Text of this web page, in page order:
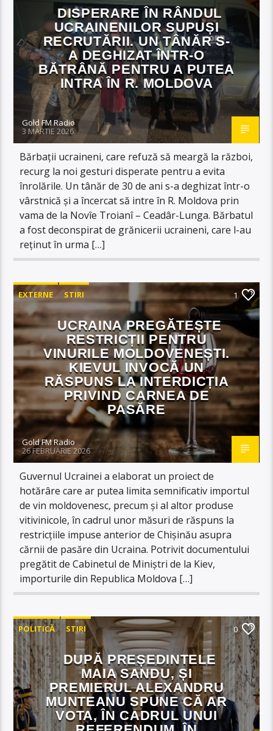
DISPERARE ÎN RÂNDUL
UCRAINENILOR SUPUȘI
RECRUTĂRII. UN TÂNĂR S-
A DEGHIZAT ÎNTR-O
BĂTRÂNĂ PENTRU A PUTEA
INTRA ÎN R. MOLDOVA
Gold FM Radio
3 MARTIE 2026
Bărbații ucraineni, care refuză să meargă la război,
recurg la noi gesturi disperate pentru a evita
înrolările. Un tânăr de 30 de ani s-a deghizat într-o
vârstnică și a încercat să intre în R. Moldova prin
vama de la Novîe Troianî – Ceadâr-Lunga. Bărbatul
a fost deconspirat de grănicerii ucraineni, care l-au
reținut în urma […]
EXTERNE STIRI 1
UCRAINA PREGĂTEȘTE
RESTRICȚII PENTRU
VINURILE MOLDOVENEȘTI.
KIEVUL INVOCĂ UN
RĂSPUNS LA INTERDICȚIA
PRIVIND CARNEA DE
PASĂRE
Gold FM Radio
26 FEBRUARIE 2026
Guvernul Ucrainei a elaborat un proiect de
hotărâre care ar putea limita semnificativ importul
de vin moldovenesc, precum și al altor produse
vitivinicole, în cadrul unor măsuri de răspuns la
restricțiile impuse anterior de Chișinău asupra
cărnii de pasăre din Ucraina. Potrivit documentului
pregătit de Cabinetul de Miniștri de la Kiev,
importurile din Republica Moldova […]
POLITICĂ STIRI 0
DUPĂ PREȘEDINTELE
MAIA SANDU, ȘI
PREMIERUL ALEXANDRU
MUNTEANU SPUNE CĂ AR
VOTA, ÎN CADRUL UNUI